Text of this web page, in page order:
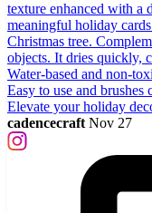
cadencecraft Nov 27